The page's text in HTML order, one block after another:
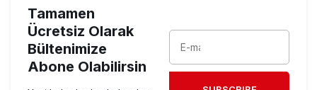
Tamamen
Ücretsiz Olarak
Bültenimize
Abone Olabilirsin